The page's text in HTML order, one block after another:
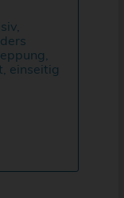
einseitig
Kante
Seiten